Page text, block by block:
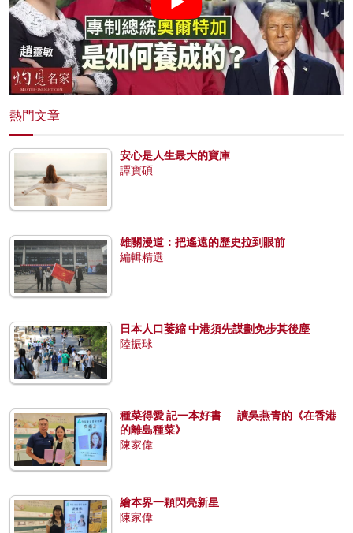
熱門文章
安心是人生最大的寶庫
譚寶碩
雄關漫道：把遙遠的歷史拉到眼前
編輯精選
日本人口萎縮 中港須先謀劃免步其後塵
陸振球
種菜得愛 記一本好書──讀吳燕青的《在香港
的離島種菜》
陳家偉
繪本界一顆閃亮新星
陳家偉